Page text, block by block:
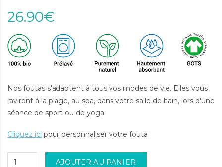
26.90€
Nos foutas s'adaptent à tous vos modes de vie. Elles vous
raviront à la plage, au spa, dans votre salle de bain, lors d'une
séance de sport ou de yoga.
Cliquez ici pour personnaliser votre fouta
AJOUTER AU PANIER